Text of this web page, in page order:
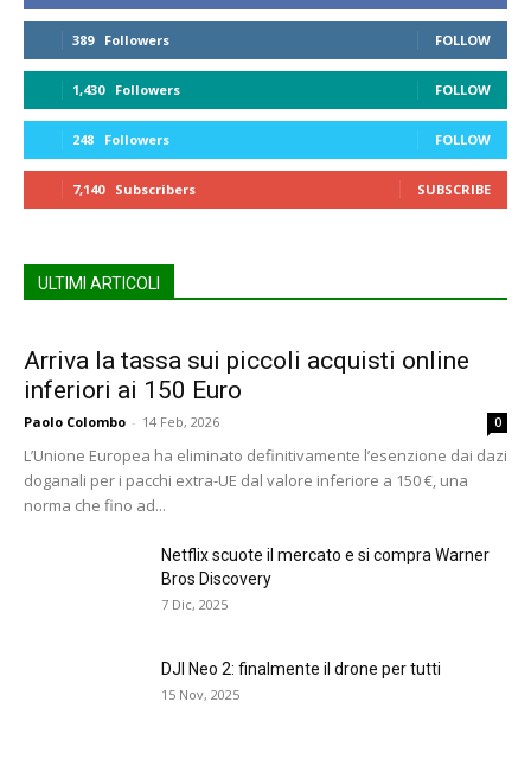
389 Followers FOLLOW
1,430 Followers FOLLOW
248 Followers FOLLOW
7,140 Subscribers SUBSCRIBE
ULTIMI ARTICOLI
Arriva la tassa sui piccoli acquisti online
inferiori ai 150 Euro
Paolo Colombo - 14 Feb, 2026 0
L’Unione Europea ha eliminato definitivamente l’esenzione dai dazi
doganali per i pacchi extra-UE dal valore inferiore a 150 €, una
norma che fino ad...
Netflix scuote il mercato e si compra Warner
Bros Discovery
7 Dic, 2025
DJI Neo 2: finalmente il drone per tutti
15 Nov, 2025